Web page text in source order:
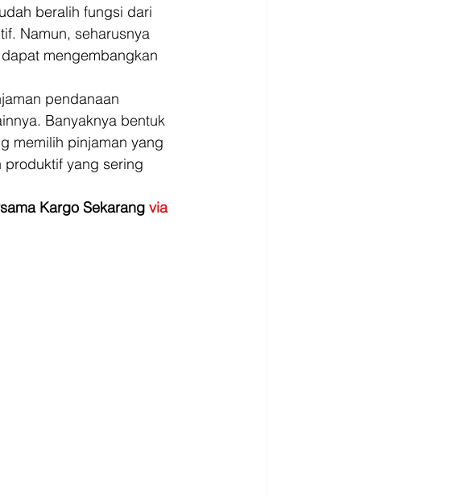
beralih fungsi dari
Namun, seharusnya
mengembangkan
pendanaan
Banyaknya bentuk
memilih pinjaman yang
produktif yang sering
Kargo Sekarang via